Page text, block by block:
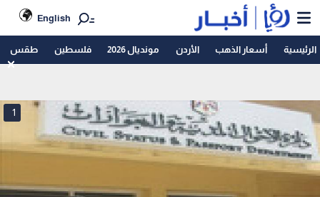
English
الرئيسية أسعار الذهب الأردن مونديال 2026 فلسطين طقس
1